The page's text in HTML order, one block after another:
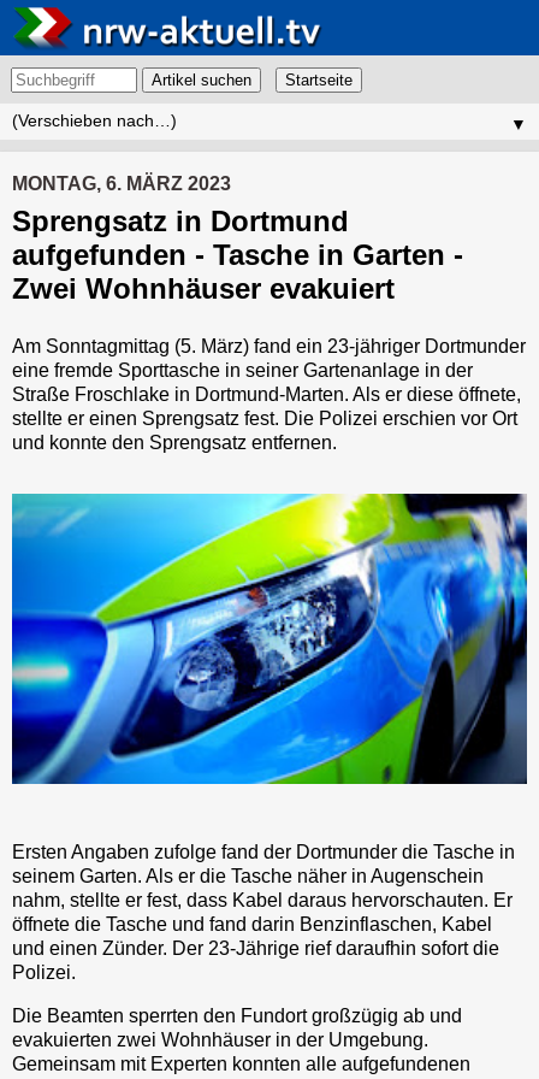
Artikel suchen
▼
MONTAG, 6. MÄRZ 2023
Sprengsatz in Dortmund
aufgefunden - Tasche in Garten -
Zwei Wohnhäuser evakuiert
Am Sonntagmittag (5. März) fand ein 23-jähriger Dortmunder
eine fremde Sporttasche in seiner Gartenanlage in der
Straße Froschlake in Dortmund-Marten. Als er diese öffnete,
stellte er einen Sprengsatz fest. Die Polizei erschien vor Ort
und konnte den Sprengsatz entfernen.
Ersten Angaben zufolge fand der Dortmunder die Tasche in
seinem Garten. Als er die Tasche näher in Augenschein
nahm, stellte er fest, dass Kabel daraus hervorschauten. Er
öffnete die Tasche und fand darin Benzinflaschen, Kabel
und einen Zünder. Der 23-Jährige rief daraufhin sofort die
Polizei.
Die Beamten sperrten den Fundort großzügig ab und
evakuierten zwei Wohnhäuser in der Umgebung.
Gemeinsam mit Experten konnten alle aufgefundenen